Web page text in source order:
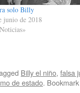
solo Billy
junio de 2018
Billy el niño, falsa
de estado.